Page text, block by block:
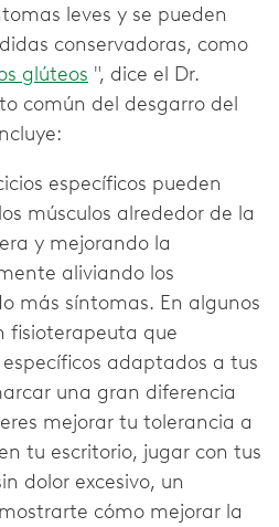
leves y se pueden
conservadoras, como
glúteos ", dice el Dr.
común del desgarro del
específicos pueden
músculos alrededor de la
y mejorando la
aliviando los
más síntomas. En algunos
fisioterapeuta que
adaptados a tus
una gran diferencia
mejorar tu tolerancia a
tu escritorio, jugar con tus
dolor excesivo, un
cómo mejorar la